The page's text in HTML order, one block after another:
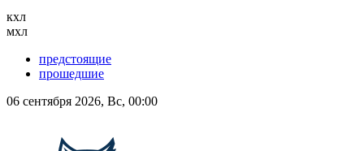
кхл
мхл
предстоящие
прошедшие
06 сентября 2026, Вс, 00:00